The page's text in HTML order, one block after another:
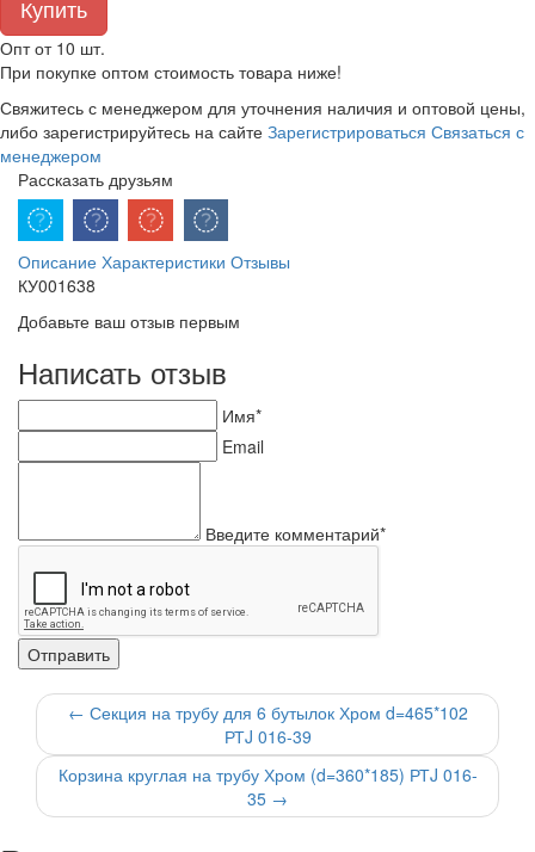
Купить
Опт от 10 шт.
При покупке оптом стоимость товара ниже!
Свяжитесь с менеджером для уточнения наличия и оптовой цены,
либо зарегистрируйтесь на сайте Зарегистрироваться Связаться с
менеджером
Рассказать друзьям
Описание Характеристики Отзывы
КУ001638
Добавьте ваш отзыв первым
Написать отзыв
Имя*
Email
Введите комментарий*
← Секция на трубу для 6 бутылок Хром d=465*102
РТJ 016-39
Корзина круглая на трубу Хром (d=360*185) РТJ 016-
35 →